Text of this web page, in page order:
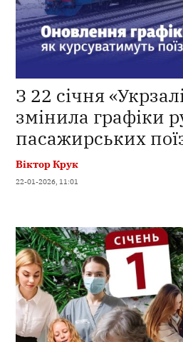
З 22 січня
змінила графіки
пасажирських
Віктор Крук
22-01-2026, 11:01